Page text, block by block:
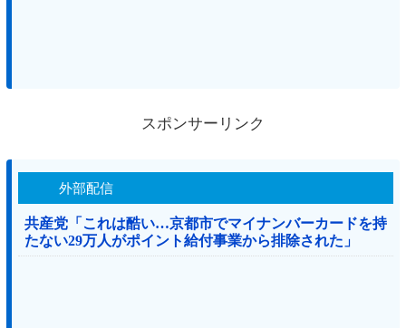
スポンサーリンク
外部配信
共産党「これは酷い…京都市でマイナンバーカードを持
たない29万人がポイント給付事業から排除された」